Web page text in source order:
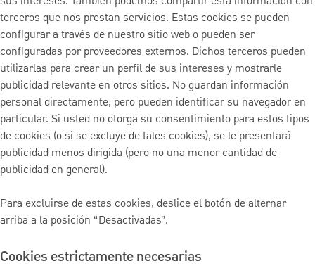
terceros que nos prestan servicios. Estas cookies se pueden
configurar a través de nuestro sitio web o pueden ser
configuradas por proveedores externos. Dichos terceros pueden
utilizarlas para crear un perfil de sus intereses y mostrarle
publicidad relevante en otros sitios. No guardan información
personal directamente, pero pueden identificar su navegador en
particular. Si usted no otorga su consentimiento para estos tipos
de cookies (o si se excluye de tales cookies), se le presentará
publicidad menos dirigida (pero no una menor cantidad de
publicidad en general).
Para excluirse de estas cookies, deslice el botón de alternar
arriba a la posición “Desactivadas”.
Cookies estrictamente necesarias